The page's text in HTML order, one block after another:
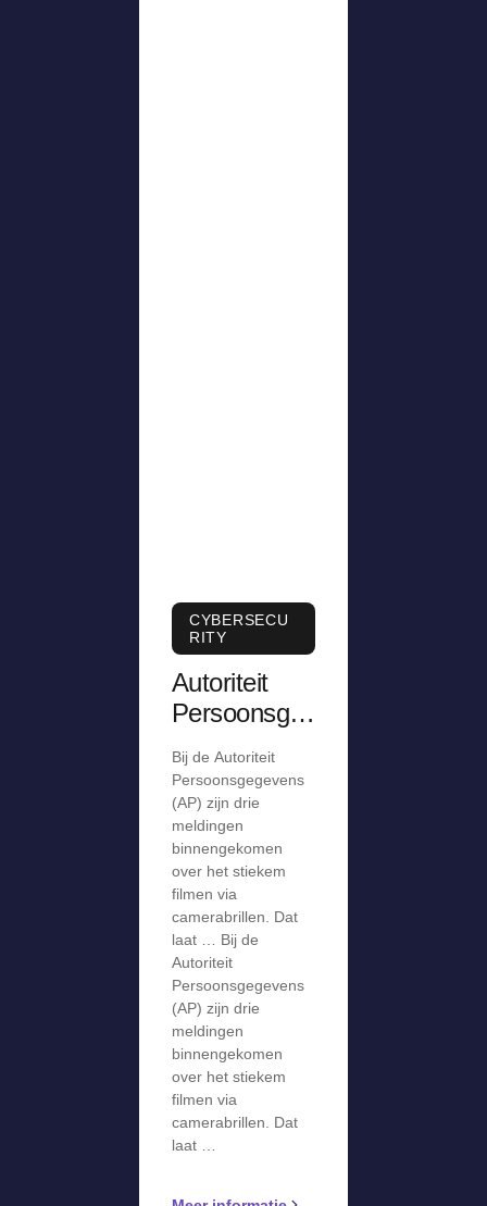
CYBERSECU
RITY
Autoriteit
Persoonsge
meldingen
over stiekem
filmen via
camerabril
Bij de Autoriteit
Persoonsgegevens
(AP) zijn drie
meldingen
binnengekomen
over het stiekem
filmen via
camerabrillen. Dat
laat … Bij de
Autoriteit
Persoonsgegevens
(AP) zijn drie
meldingen
binnengekomen
over het stiekem
filmen via
camerabrillen. Dat
laat …